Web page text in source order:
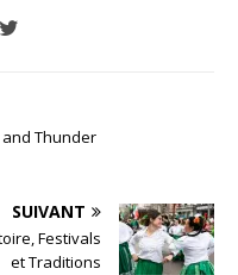
Thunder
SUIVANT
Festivals
et Traditions